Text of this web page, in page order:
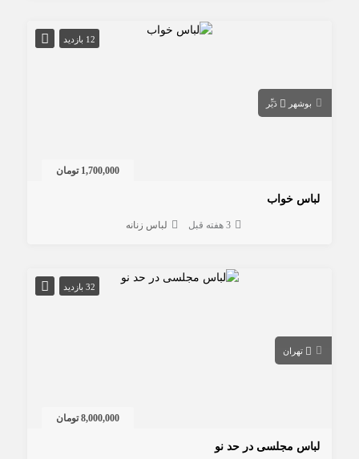
12 بازدید
بوشهر دَیِّر
1,700,000 تومان
لباس خواب
3 هفته قبل لباس زنانه
32 بازدید
تهران
8,000,000 تومان
لباس مجلسی در حد نو